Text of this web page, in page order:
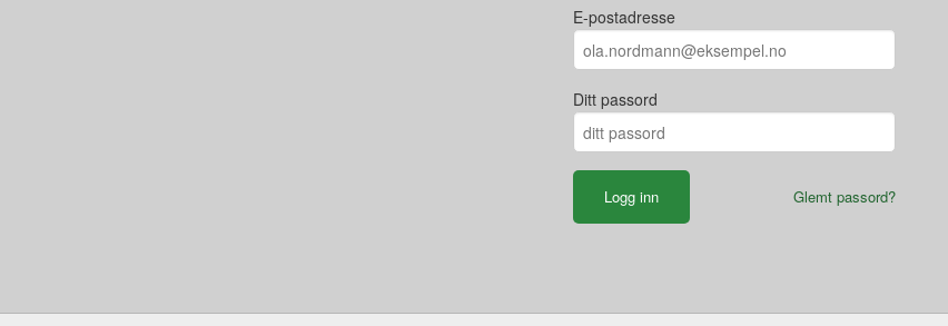
E-postadresse
Ditt passord
Glemt passord?